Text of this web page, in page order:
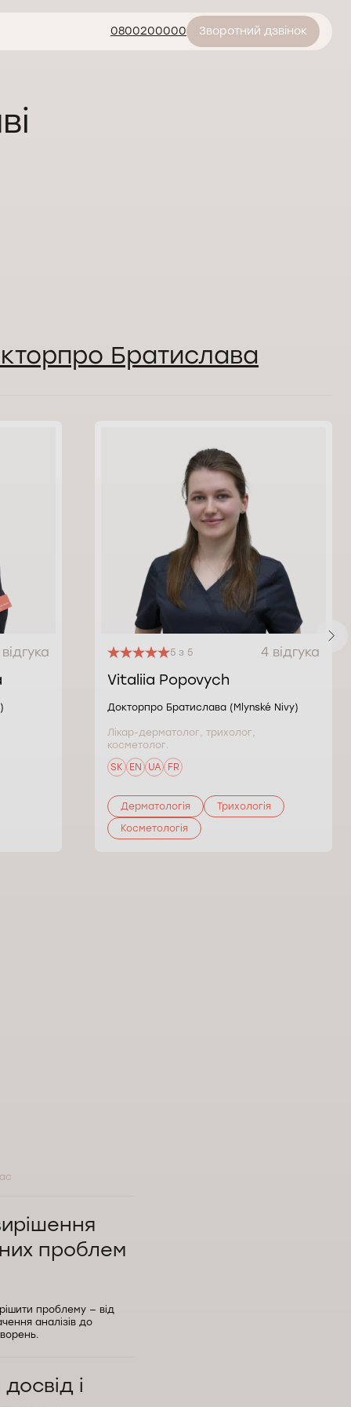
0800200000 Зворотний дзвінок
Братислава
5 з 5 4 відгука
Vitaliia Popovych
Докторпро Братислава (Mlynské Nivy)
Лікар-дерматолог, трихолог,
косметолог.
SK
EN UA FR
Дерматологія
Трихологія
Косметологія
проблем
проблему — від
аналізів до
і